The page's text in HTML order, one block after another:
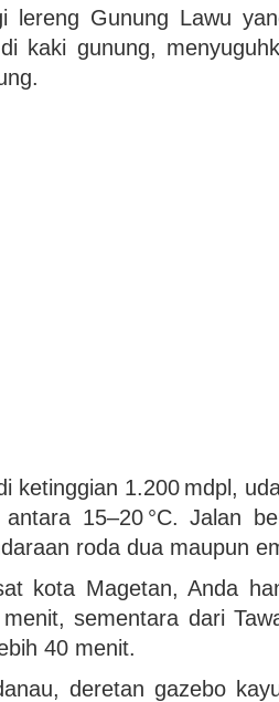
lereng Gunung Lawu
kaki gunung,
ketinggian 1.200 mdpl,
antara 15–20 °C. Jalan
roda dua maupun
kota Magetan, Anda
sementara dari
40 menit.
deretan gazebo